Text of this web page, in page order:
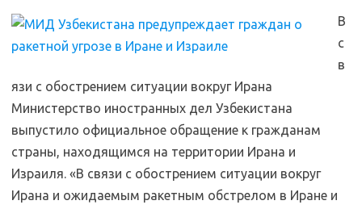
В
с
в
язи с обострением ситуации вокруг Ирана
Министерство иностранных дел Узбекистана
выпустило официальное обращение к гражданам
страны, находящимся на территории Ирана и
Израиля. «В связи с обострением ситуации вокруг
Ирана и ожидаемым ракетным обстрелом в Иране и